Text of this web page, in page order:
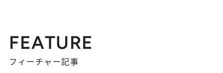
FEATURE
フィーチャー記事